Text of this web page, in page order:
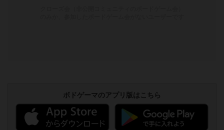
ボドゲーマのアプリ版はこちら